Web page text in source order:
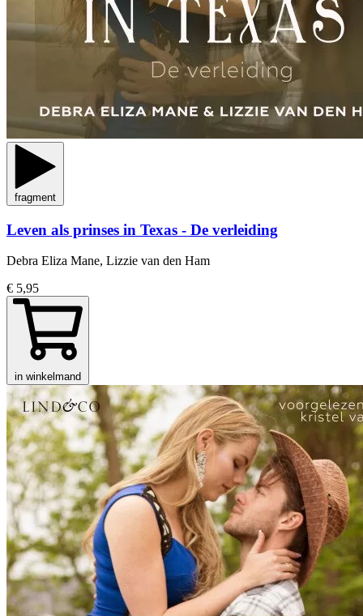
fragment
Leven als prinses in Texas - De verleiding
Debra Eliza Mane, Lizzie van den Ham
€ 5,95
in winkelmand